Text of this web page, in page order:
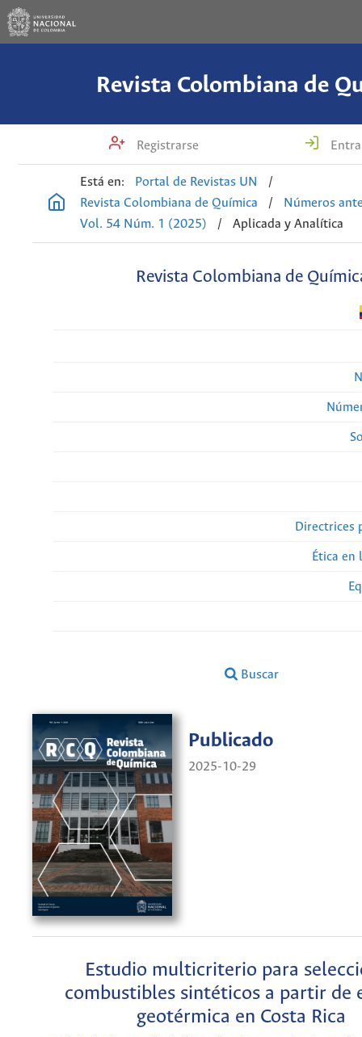
Revista Colombiana de
Registrarse
Está en: Portal de Revistas UN
/
Revista Colombiana de Química
/
Números
Vol. 54 Núm. 1 (2025)
/ Aplicada y Analítica
Revista Colombiana de
Directrices
Ética en
Buscar
Publicado
2025-10-29
Estudio multicriterio para
combustibles sintéticos a partir de
geotérmica en Costa Rica